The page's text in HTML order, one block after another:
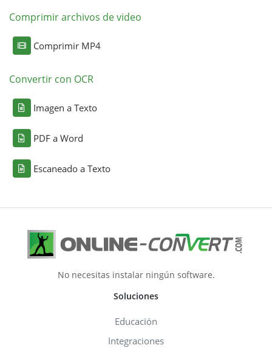
Comprimir archivos de video
Comprimir MP4
Convertir con OCR
Imagen a Texto
PDF a Word
Escaneado a Texto
No necesitas instalar ningún software.
Soluciones
Educación
Integraciones